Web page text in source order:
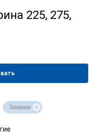
225, 275,
Зимние